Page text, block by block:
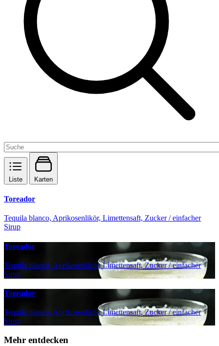
Liste Karten
Toreador
Tequila blanco, Aprikosenlikör, Limettensaft, Zucker / einfacher
Sirup
Toreador
Tequila blanco, Aprikosenlikör, Limettensaft, Zucker / einfacher
Sirup
Toreador
Tequila blanco, Aprikosenlikör, Limettensaft, Zucker / einfacher
Sirup
Mehr entdecken